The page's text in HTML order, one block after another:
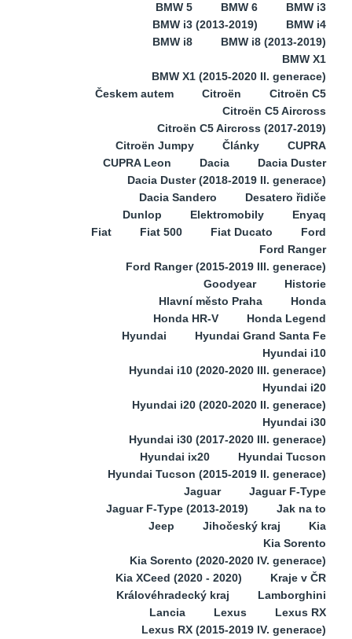
BMW 5
BMW 6
BMW i3
BMW i3 (2013-2019)
BMW i4
BMW i8
BMW i8 (2013-2019)
BMW X1
BMW X1 (2015-2020 II. generace)
Českem autem
Citroën
Citroën C5
Citroën C5 Aircross
Citroën C5 Aircross (2017-2019)
Citroën Jumpy
Články
CUPRA
CUPRA Leon
Dacia
Dacia Duster
Dacia Duster (2018-2019 II. generace)
Dacia Sandero
Desatero řidiče
Dunlop
Elektromobily
Enyaq
Fiat
Fiat 500 Fiat Ducato
Ford
Ford Ranger
Ford Ranger (2015-2019 III. generace)
Goodyear
Historie
Hlavní město Praha
Honda
Honda HR-V
Honda Legend
Hyundai
Hyundai Grand Santa Fe
Hyundai i10
Hyundai i10 (2020-2020 III. generace)
Hyundai i20
Hyundai i20 (2020-2020 II. generace)
Hyundai i30
Hyundai i30 (2017-2020 III. generace)
Hyundai ix20
Hyundai Tucson
Hyundai Tucson (2015-2019 II. generace)
Jaguar
Jaguar F-Type
Jaguar F-Type (2013-2019)
Jak na to
Jeep
Jihočeský kraj
Kia
Kia Sorento
Kia Sorento (2020-2020 IV. generace)
Kia XCeed (2020 - 2020)
Kraje v ČR
Královéhradecký kraj
Lamborghini
Lancia
Lexus
Lexus RX
Lexus RX (2015-2019 IV. generace)